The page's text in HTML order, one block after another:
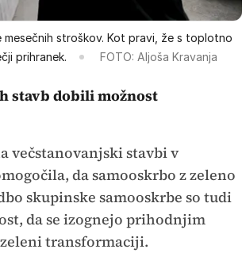
stroškov. Kot pravi, že s toplotno
prihranek.
FOTO: Aljoša Kravanja
stavb dobili možnost
večstanovanjski stavbi v
da samooskrbo z zeleno
skupinske samooskrbe so tudi
da se izognejo prihodnjim
transformaciji.